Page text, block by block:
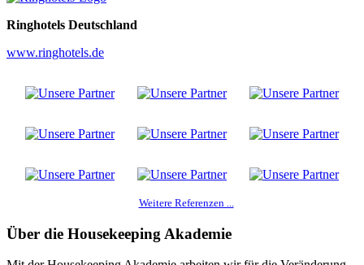
Ringhotels Deutschland
www.ringhotels.de
Weitere Referenzen ...
Über die Housekeeping Akademie